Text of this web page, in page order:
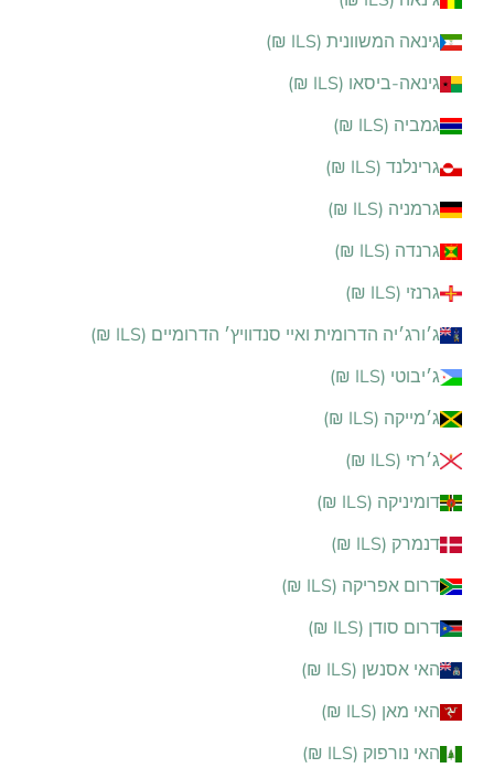
גינאה המשוונית (ILS ₪)
גינאה-ביסאו (ILS ₪)
גמביה (ILS ₪)
גרינלנד (ILS ₪)
גרמניה (ILS ₪)
גרנדה (ILS ₪)
גרנזי (ILS ₪)
ג׳ורג׳יה הדרומית ואיי סנדוויץ׳ הדרומיים (ILS ₪)
ג׳יבוטי (ILS ₪)
ג׳מייקה (ILS ₪)
ג׳רזי (ILS ₪)
דומיניקה (ILS ₪)
דנמרק (ILS ₪)
דרום אפריקה (ILS ₪)
דרום סודן (ILS ₪)
האי אסנשן (ILS ₪)
האי מאן (ILS ₪)
האי נורפוק (ILS ₪)